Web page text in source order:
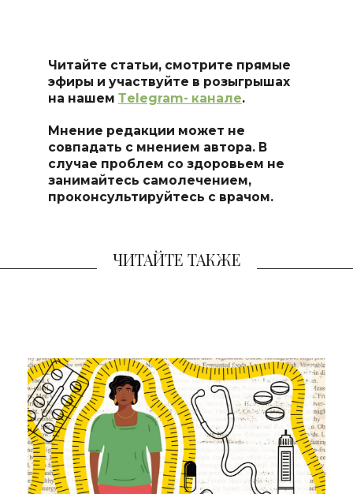
Читайте статьи, смотрите прямые
эфиры и участвуйте в розыгрышах
на нашем Тelegram- канале.
Мнение редакции может не
совпадать с мнением автора. В
случае проблем со здоровьем не
занимайтесь самолечением,
проконсультируйтесь с врачом.
ЧИТАЙТЕ ТАКЖЕ